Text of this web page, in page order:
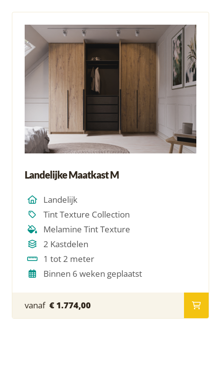
Landelijke Maatkast M
Landelijk
Tint Texture Collection
Melamine Tint Texture
2 Kastdelen
1 tot 2 meter
Binnen 6 weken geplaatst
vanaf € 1.774,00